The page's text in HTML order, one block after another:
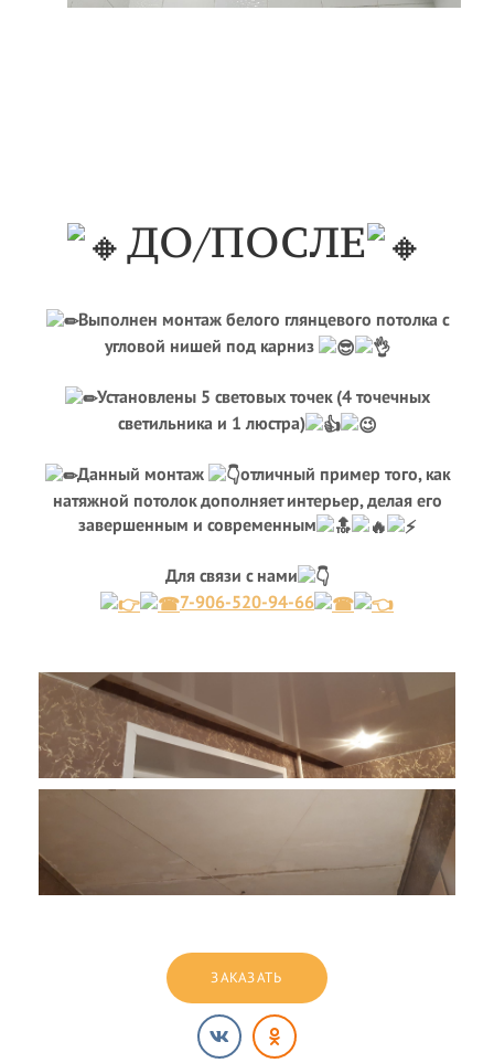
ДО/ПОСЛЕ
Выполнен монтаж белого глянцевого потолка с
угловой нишей под карниз
Установлены 5 световых точек (4 точечных
светильника и 1 люстра)
Данный монтаж
отличный пример того, как
натяжной потолок дополняет интерьер, делая его
завершенным и современным
Для связи с нами
7-906-520-94-66
ЗАКАЗАТЬ